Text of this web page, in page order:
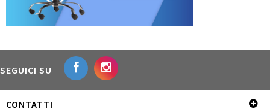
SEGUICI SU
CONTATTI